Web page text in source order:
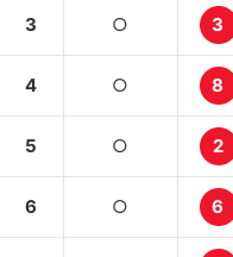
3 ○ 3
4 ○ 8
5 ○ 2
6 ○ 6